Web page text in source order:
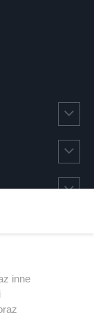
inne